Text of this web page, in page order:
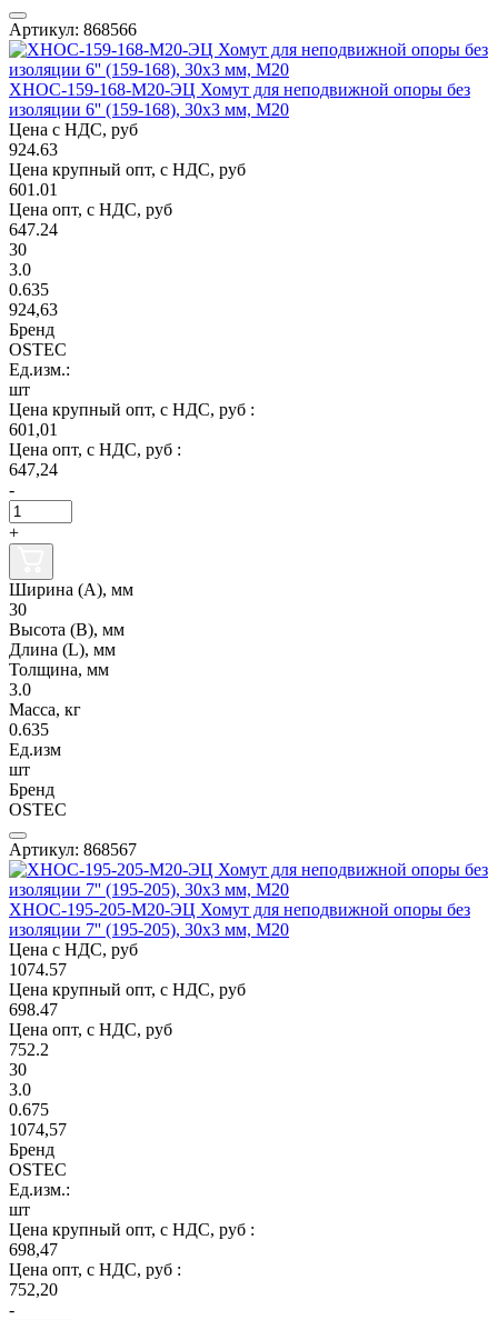
Артикул: 868566
ХНОС-159-168-М20-ЭЦ Хомут для неподвижной опоры без
изоляции 6'' (159-168), 30х3 мм, М20
Цена с НДС, руб
924.63
Цена крупный опт, с НДС, руб
601.01
Цена опт, с НДС, руб
647.24
30
3.0
0.635
924,63
Бренд
OSTEC
Ед.изм.:
шт
Цена крупный опт, с НДС, руб :
601,01
Цена опт, с НДС, руб :
647,24
-
+
Ширина (А), мм
30
Высота (В), мм
Длина (L), мм
Толщина, мм
3.0
Масса, кг
0.635
Ед.изм
шт
Бренд
OSTEC
Артикул: 868567
ХНОС-195-205-М20-ЭЦ Хомут для неподвижной опоры без
изоляции 7'' (195-205), 30х3 мм, М20
Цена с НДС, руб
1074.57
Цена крупный опт, с НДС, руб
698.47
Цена опт, с НДС, руб
752.2
30
3.0
0.675
1074,57
Бренд
OSTEC
Ед.изм.:
шт
Цена крупный опт, с НДС, руб :
698,47
Цена опт, с НДС, руб :
752,20
-